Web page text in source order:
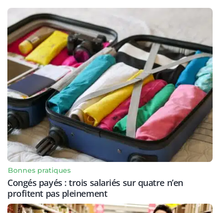
Bonnes pratiques
Congés payés : trois salariés sur quatre n’en
profitent pas pleinement